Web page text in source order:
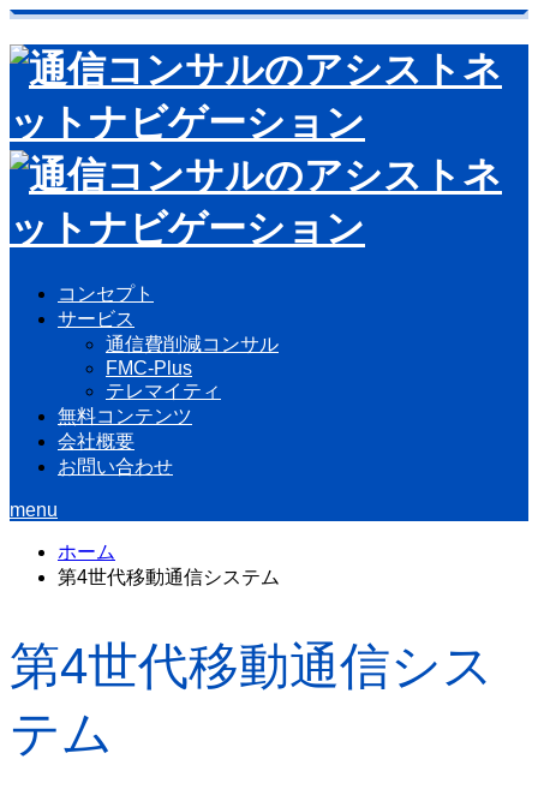
コンセプト
サービス
通信費削減コンサル
FMC-Plus
テレマイティ
無料コンテンツ
会社概要
お問い合わせ
menu
ホーム
第4世代移動通信システム
第4世代移動通信シス
テム